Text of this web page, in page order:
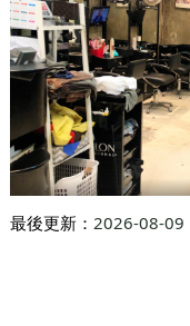
最後更新： 2026-08-09